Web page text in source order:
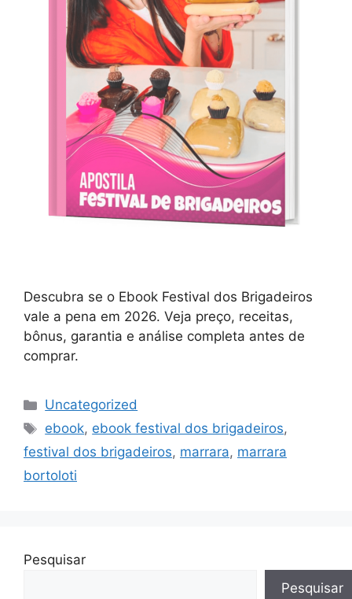
Descubra se o Ebook Festival dos Brigadeiros
vale a pena em 2026. Veja preço, receitas,
bônus, garantia e análise completa antes de
comprar.
Categorias
Uncategorized
Tags
ebook, ebook festival dos brigadeiros,
festival dos brigadeiros, marrara, marrara
bortoloti
Pesquisar
Pesquisar